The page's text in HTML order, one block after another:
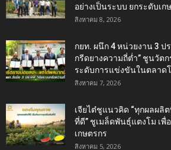
อย่างเป็นระบบ ยกระดับเก
สิงหาคม 8, 2026
กยท. ผนึก 4 หน่วยงาน 3 ป
กรีดยางความถี่ต่ำ” ชูนวัต
ระดับการแข่งขันในตลาด
สิงหาคม 7, 2026
เจียไต๋ชูแนวคิด “ทุกผลผลิ
ที่ดี” ชูเมล็ดพันธุ์แตงโม เ
เกษตรกร
สิงหาคม 5, 2026